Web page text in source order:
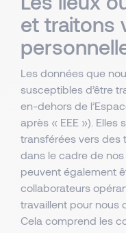
et traitons
Les données que
susceptibles d’être
en-dehors de
après « EEE »). Elles
transférées vers des
dans le cadre de
peuvent également
collaborateurs
travaillent pour nous
Cela comprend les